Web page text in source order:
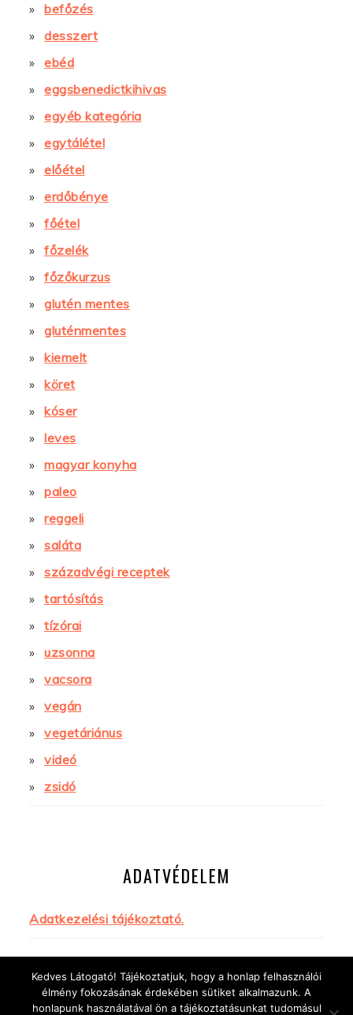
befőzés
desszert
ebéd
eggsbenedictkihivas
egyéb kategória
egytálétel
előétel
erdőbénye
főétel
főzelék
főzőkurzus
glutén mentes
gluténmentes
kiemelt
köret
kóser
leves
magyar konyha
paleo
reggeli
saláta
századvégi receptek
tartósítás
tízórai
uzsonna
vacsora
vegán
vegetáriánus
videó
zsidó
ADATVÉDELEM
Adatkezelési tájékoztató.
Kedves Látogató! Tájékoztatjuk, hogy a honlap felhasználói
élmény fokozásának érdekében sütiket alkalmazunk. A
honlapunk használatával ön a tájékoztatásunkat tudomásul